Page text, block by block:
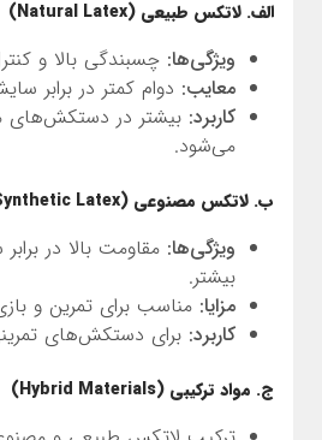
الف. لاتکس طبیعی (Natural Latex)
ویژگی‌ها: چسبندگی بالا و
معایب: دوام کمتر در برابر
کاربرد: بیشتر در دستکش‌های
می‌شود.
ب. لاتکس مصنوعی (Synthetic Latex)
ویژگی‌ها: مقاومت بالا در
بیشتر.
مزایا: مناسب برای تمرین و
کاربرد: برای دستکش‌های
ج. مواد ترکیبی (Hybrid Materials)